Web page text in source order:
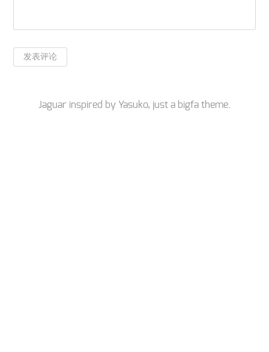
Jaguar inspired by Yasuko, just a bigfa theme.